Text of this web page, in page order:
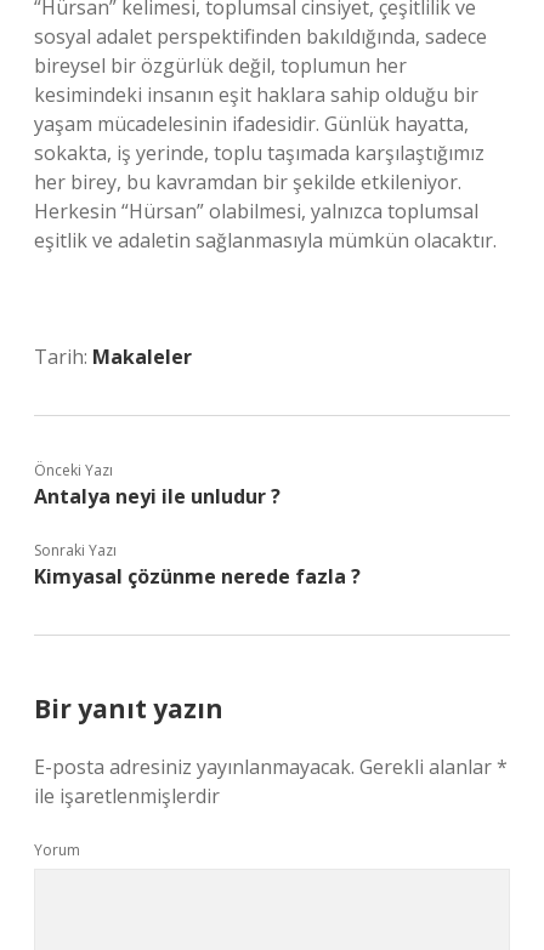
“Hürsan” kelimesi, toplumsal cinsiyet, çeşitlilik ve
sosyal adalet perspektifinden bakıldığında, sadece
bireysel bir özgürlük değil, toplumun her
kesimindeki insanın eşit haklara sahip olduğu bir
yaşam mücadelesinin ifadesidir. Günlük hayatta,
sokakta, iş yerinde, toplu taşımada karşılaştığımız
her birey, bu kavramdan bir şekilde etkileniyor.
Herkesin “Hürsan” olabilmesi, yalnızca toplumsal
eşitlik ve adaletin sağlanmasıyla mümkün olacaktır.
Tarih: Makaleler
Önceki Yazı
Antalya neyi ile unludur ?
Sonraki Yazı
Kimyasal çözünme nerede fazla ?
Bir yanıt yazın
E-posta adresiniz yayınlanmayacak. Gerekli alanlar*
ile işaretlenmişlerdir
Yorum